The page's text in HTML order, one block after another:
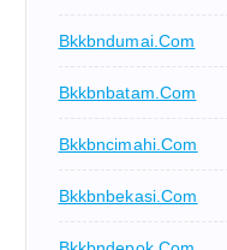
Bkkbndumai.com
Bkkbnbatam.com
Bkkbncimahi.com
Bkkbnbekasi.com